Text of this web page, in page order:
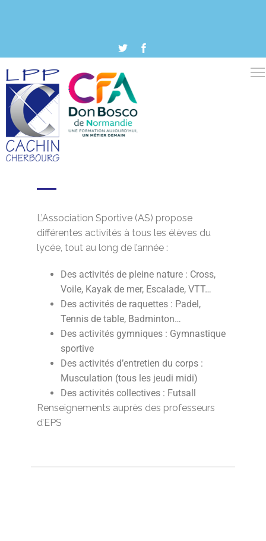
L’Association Sportive (AS) propose
différentes activités à tous les élèves du
lycée, tout au long de l’année :
Des activités de pleine nature : Cross,
Voile, Kayak de mer, Escalade, VTT…
Des activités de raquettes : Padel,
Tennis de table, Badminton…
Des activités gymniques : Gymnastique
sportive
Des activités d’entretien du corps :
Musculation (tous les jeudi midi)
Des activités collectives : Futsall
Renseignements auprès des professeurs
d’EPS